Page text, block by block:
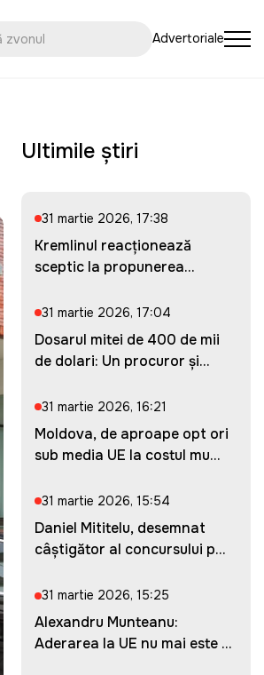
Advertoriale
Ultimile știri
31 martie 2026, 17:38
Kremlinul reacționează
sceptic la propunerea
31 martie 2026, 17:04
Dosarul mitei de 400 de mii
de dolari: Un procuror și...
31 martie 2026, 16:21
Moldova, de aproape opt ori
sub media UE la costul mu...
31 martie 2026, 15:54
Daniel Mititelu, desemnat
câștigător al concursului p...
31 martie 2026, 15:25
Alexandru Munteanu:
Aderarea la UE nu mai este o